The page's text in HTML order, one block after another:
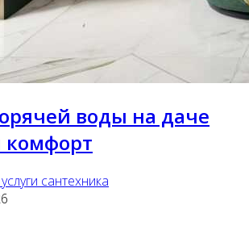
воды на даче
комфорт
сантехника